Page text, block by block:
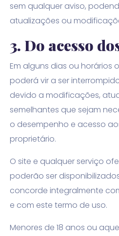
sem qualquer aviso,
atualizações ou
3. Do acesso
Em alguns dias ou horários
poderá vir a ser
devido a modificações,
semelhantes que sejam
o desempenho e acesso
proprietário.
O site e qualquer serviço
poderão ser
concorde integralmente
e com este termo de uso.
Menores de 18 anos ou